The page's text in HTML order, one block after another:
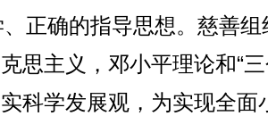
正确的指导思想。慈善组
思主义，邓小平理论和“
科学发展观，为实现全面